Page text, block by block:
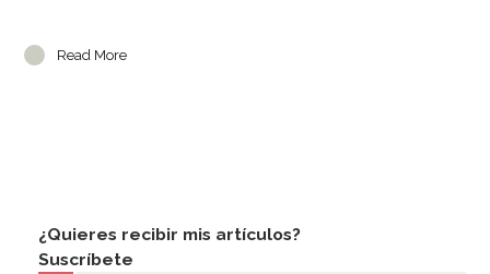
Read More
¿Quieres recibir mis artículos?
Suscríbete